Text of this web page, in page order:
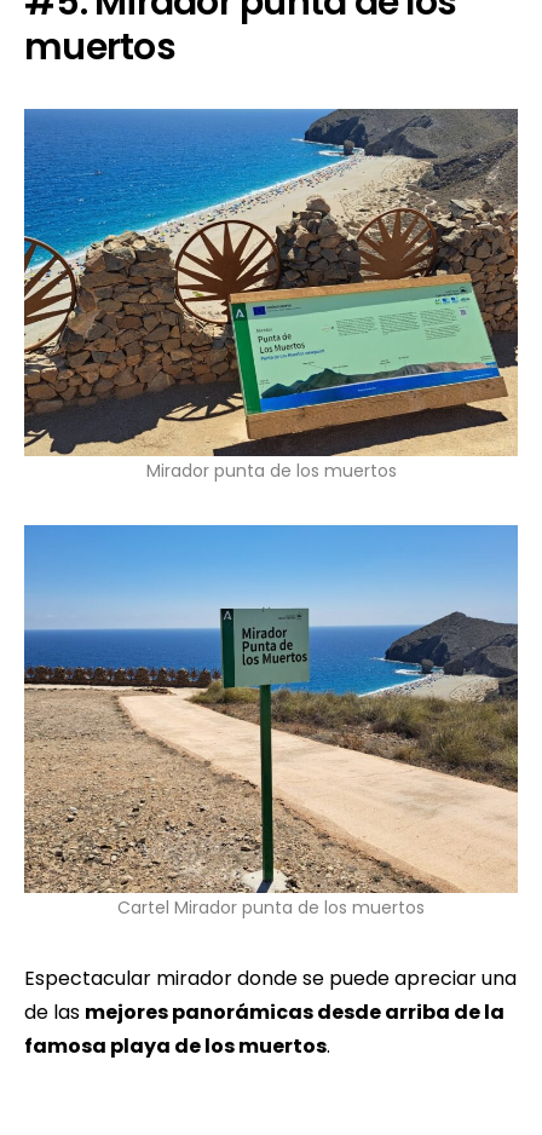
muertos
Mirador punta de los muertos
Cartel Mirador punta de los muertos
Espectacular mirador donde se puede apreciar una
de las mejores panorámicas desde arriba de la
famosa playa de los muertos.